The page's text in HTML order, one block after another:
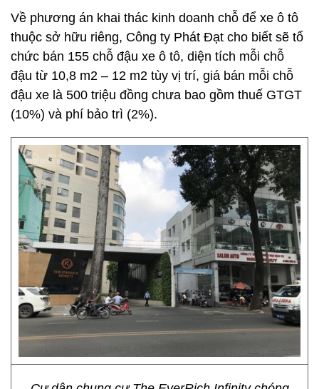
Về phương án khai thác kinh doanh chỗ để xe ô tô
thuộc sở hữu riêng, Công ty Phát Đạt cho biết sẽ tổ
chức bán 155 chỗ đậu xe ô tô, diện tích mỗi chỗ
đậu từ 10,8 m2 – 12 m2 tùy vị trí, giá bán mỗi chỗ
đậu xe là 500 triệu đồng chưa bao gồm thuế GTGT
(10%) và phí bảo trì (2%).